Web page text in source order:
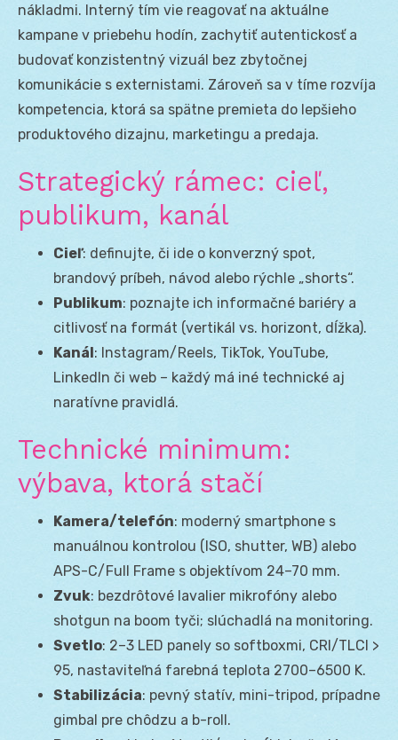
nákladmi. Interný tím vie reagovať na aktuálne
kampane v priebehu hodín, zachytiť autentickosť a
budovať konzistentný vizuál bez zbytočnej
komunikácie s externistami. Zároveň sa v tíme rozvíja
kompetencia, ktorá sa spätne premieta do lepšieho
produktového dizajnu, marketingu a predaja.
Strategický rámec: cieľ,
publikum, kanál
Cieľ: definujte, či ide o konverzný spot,
brandový príbeh, návod alebo rýchle „shorts“.
Publikum: poznajte ich informačné bariéry a
citlivosť na formát (vertikál vs. horizont, dĺžka).
Kanál: Instagram/Reels, TikTok, YouTube,
LinkedIn či web – každý má iné technické aj
naratívne pravidlá.
Technické minimum:
výbava, ktorá stačí
Kamera/telefón: moderný smartphone s
manuálnou kontrolou (ISO, shutter, WB) alebo
APS-C/Full Frame s objektívom 24–70 mm.
Zvuk: bezdrôtové lavalier mikrofóny alebo
shotgun na boom tyči; slúchadlá na monitoring.
Svetlo: 2–3 LED panely so softboxmi, CRI/TLCI >
95, nastaviteľná farebná teplota 2700–6500 K.
Stabilizácia: pevný statív, mini-tripod, prípadne
gimbal pre chôdzu a b-roll.